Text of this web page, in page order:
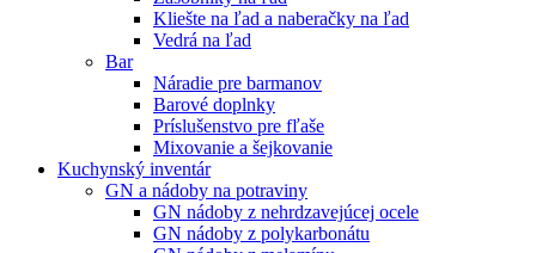
Kliešte na ľad a naberačky na ľad
Vedrá na ľad
Bar
Náradie pre barmanov
Barové doplnky
Príslušenstvo pre fľaše
Mixovanie a šejkovanie
Kuchynský inventár
GN a nádoby na potraviny
GN nádoby z nehrdzavejúcej ocele
GN nádoby z polykarbonátu